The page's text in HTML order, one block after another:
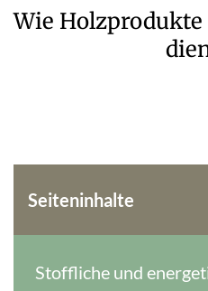
Wie
Seiteninhalte
Stoffliche und